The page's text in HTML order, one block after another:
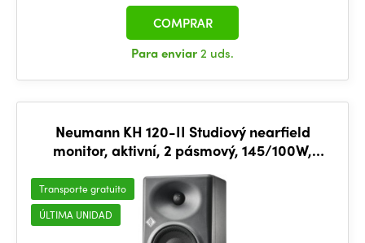
Para enviar2 uds.
COMPRAR
Neumann KH 120-II Studiový nearfield
monitor, aktivní, 2 pásmový, 145/100W,
44Hz...21kHz
Transporte gratuito
ÚLTIMA UNIDAD